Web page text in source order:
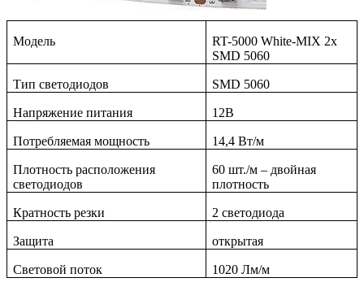
Модель
RT-5000 White-MIX 2x
SMD 5060
Тип светодиодов SMD 5060
Напряжение питания 12В
Потребляемая мощность 14,4 Вт/м
Плотность расположения
светодиодов
60 шт./м – двойная
плотность
Кратность резки 2 светодиода
Защита открытая
Световой поток 1020 Лм/м